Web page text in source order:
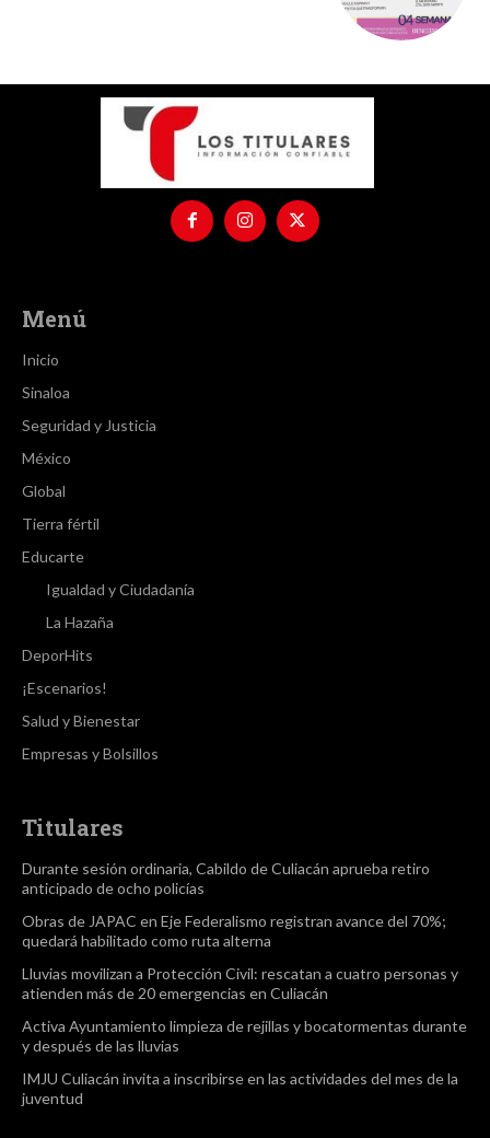
Menú
Inicio
Sinaloa
Seguridad y Justicia
México
Global
Tierra fértil
Educarte
Igualdad y Ciudadanía
La Hazaña
DeporHits
¡Escenarios!
Salud y Bienestar
Empresas y Bolsillos
Titulares
Durante sesión ordinaria, Cabildo de Culiacán aprueba retiro
anticipado de ocho policías
Obras de JAPAC en Eje Federalismo registran avance del 70%;
quedará habilitado como ruta alterna
Lluvias movilizan a Protección Civil: rescatan a cuatro personas y
atienden más de 20 emergencias en Culiacán
Activa Ayuntamiento limpieza de rejillas y bocatormentas durante
y después de las lluvias
IMJU Culiacán invita a inscribirse en las actividades del mes de la
juventud